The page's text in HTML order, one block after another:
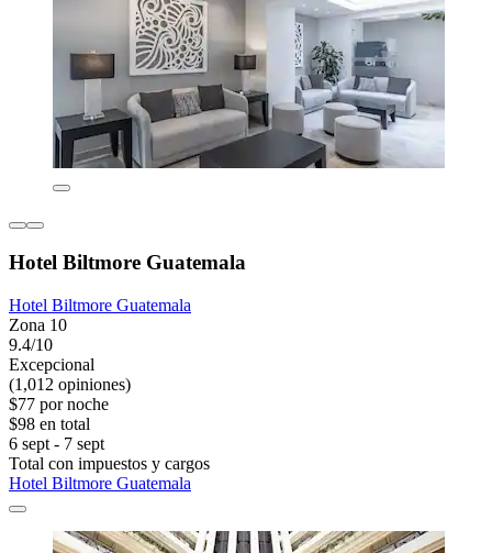
Hotel Biltmore Guatemala
Hotel Biltmore Guatemala
Zona 10
9.4/10
Excepcional
(1,012 opiniones)
$77 por noche
$98 en total
6 sept - 7 sept
Total con impuestos y cargos
Hotel Biltmore Guatemala